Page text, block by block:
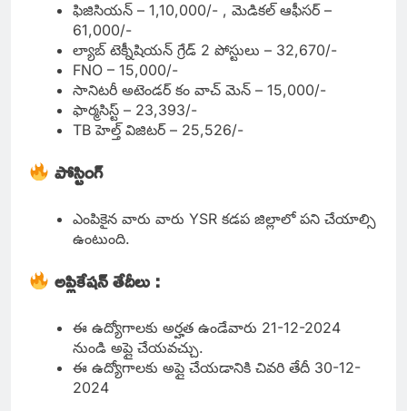
ఫిజిసియన్ – 1,10,000/- , మెడికల్ ఆఫీసర్ –
61,000/-
ల్యాబ్ టెక్నీషియన్ గ్రేడ్ 2 పోస్టులు – 32,670/-
FNO – 15,000/-
సానిటరీ అటెండర్ కం వాచ్ మెన్ – 15,000/-
ఫార్మసిస్ట్ – 23,393/-
TB హెల్త్ విజిటర్ – 25,526/-
పోస్టింగ్
ఎంపికైన వారు వారు YSR కడప జిల్లాలో పని చేయాల్సి
ఉంటుంది.
అప్లికేషన్ తేదీలు :
ఈ ఉద్యోగాలకు అర్హత ఉండేవారు 21-12-2024
నుండి అప్లై చేయవచ్చు.
ఈ ఉద్యోగాలకు అప్లై చేయడానికి చివరి తేదీ 30-12-
2024